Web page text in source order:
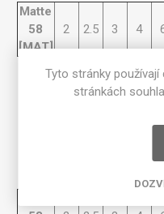
Matte
58
[MAT]
2 2.5 3 4
Kompakt
3660
Tyto stránky
stránkách